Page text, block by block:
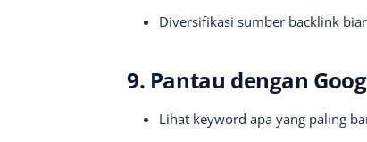
Diversifikasi sumber backlink
9. Pantau dengan
Lihat keyword apa yang paling